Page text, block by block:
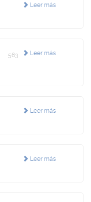
Leer más
Leer más
563
Leer más
Leer más